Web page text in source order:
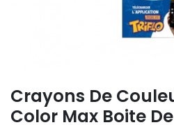
Crayons De
Color Max Boite